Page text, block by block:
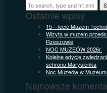
Ostatnie wpisy
15 – lecie Muzem
Wizyta w muzem
Rzeszowie
NOC MUZEÓW 2026r.
Kolejne edycje
schronu Marysieńka
Noc Muzeów w
Najnowsze